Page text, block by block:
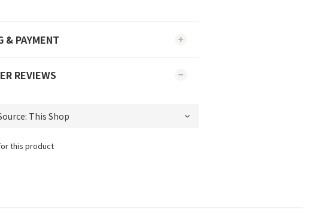
& PAYMENT
REVIEWS
this product